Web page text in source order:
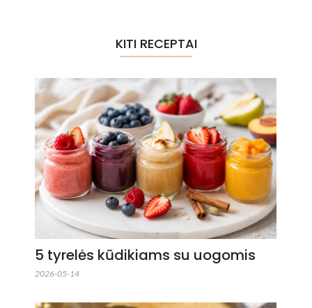
KITI RECEPTAI
5 tyrelės kūdikiams su uogomis
2026-05-14